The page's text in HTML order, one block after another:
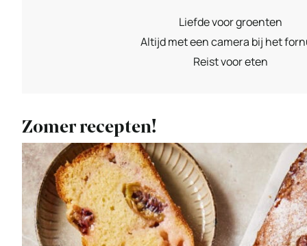
Liefde voor groenten
Altijd met een camera bij het
Reist voor eten
Zomer recepten!